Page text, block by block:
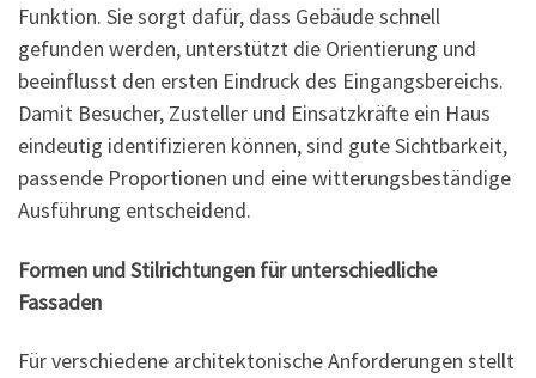
Funktion. Sie sorgt dafür, dass Gebäude schnell
gefunden werden, unterstützt die Orientierung und
beeinflusst den ersten Eindruck des Eingangsbereichs.
Damit Besucher, Zusteller und Einsatzkräfte ein Haus
eindeutig identifizieren können, sind gute Sichtbarkeit,
passende Proportionen und eine witterungsbeständige
Ausführung entscheidend.
Formen und Stilrichtungen für unterschiedliche
Fassaden
Für verschiedene architektonische Anforderungen stellt